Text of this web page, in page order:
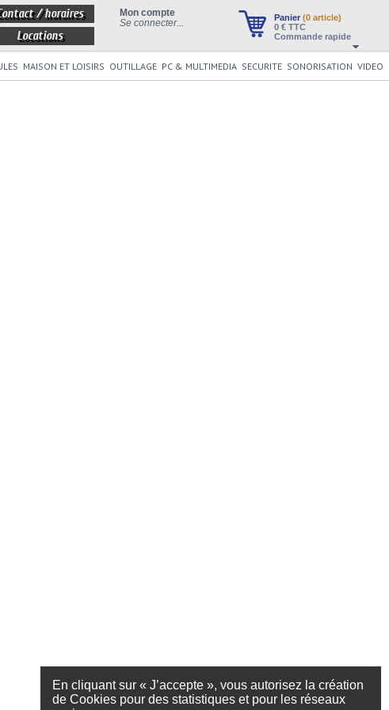
En cliquant sur « J’accepte », vous autorisez la création
de Cookies pour des statistiques et pour les réseaux
Panier (0 article)
0 € TTC
Commande rapide
Mon compte
Se connecter...
/ horaires
Locations
MAISON ET LOISIRS OUTILLAGE PC & MULTIMEDIA SECURITE SONORISATION VIDEO